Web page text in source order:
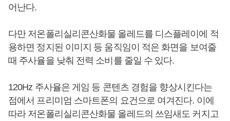
어난다.
다만 저온폴리실리콘산화물 올레드를 디스플레이에 적
용하면 정지된 이미지 등 움직임이 적은 화면을 보여줄
때 주사율을 낮춰 전력 소비를 줄일 수 있다.
120Hz 주사율은 게임 등 콘텐츠 경험을 향상시킨다는
점에서 프리미엄 스마트폰의 요건으로 여겨진다. 이에
따라 저온폴리실리콘산화물 올레드의 쓰임새도 커지고